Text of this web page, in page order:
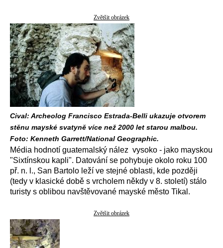
Zvětšit obrázek
Cival: Archeolog Francisco Estrada-Belli ukazuje otvorem
stěnu mayské svatyně více než 2000 let starou malbou.
Foto: Kenneth Garrett/National Geographic.
Média hodnotí guatemalský nález vysoko - jako mayskou
"Sixtínskou kapli". Datování se pohybuje okolo roku 100
př. n. l., San Bartolo leží ve stejné oblasti, kde později
(tedy v klasické době s vrcholem někdy v 8. století) stálo
turisty s oblibou navštěvované mayské město Tikal.
Zvětšit obrázek